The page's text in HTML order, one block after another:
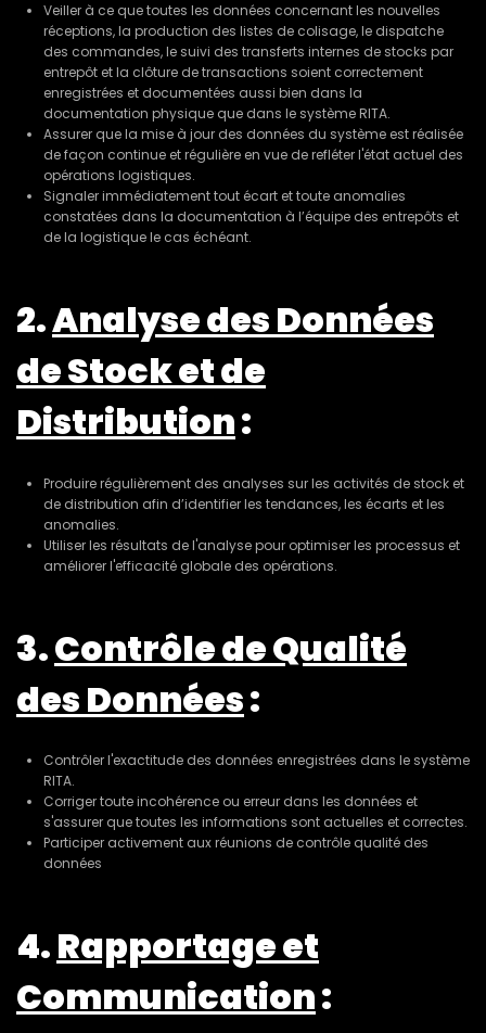
Veiller à ce que toutes les données concernant les nouvelles
réceptions, la production des listes de colisage, le dispatche
des commandes, le suivi des transferts internes de stocks par
entrepôt et la clôture de transactions soient correctement
enregistrées et documentées aussi bien dans la
documentation physique que dans le système RITA.
Assurer que la mise à jour des données du système est réalisée
de façon continue et régulière en vue de refléter l'état actuel des
opérations logistiques.
Signaler immédiatement tout écart et toute anomalies
constatées dans la documentation à l’équipe des entrepôts et
de la logistique le cas échéant.
2.Analyse des Données
de Stock et de
Distribution:
Produire régulièrement des analyses sur les activités de stock et
de distribution afin d’identifier les tendances, les écarts et les
anomalies.
Utiliser les résultats de l'analyse pour optimiser les processus et
améliorer l'efficacité globale des opérations.
3.Contrôle de Qualité
des Données:
Contrôler l'exactitude des données enregistrées dans le système
RITA.
Corriger toute incohérence ou erreur dans les données et
s'assurer que toutes les informations sont actuelles et correctes.
Participer activement aux réunions de contrôle qualité des
données
4.Rapportage et
Communication: